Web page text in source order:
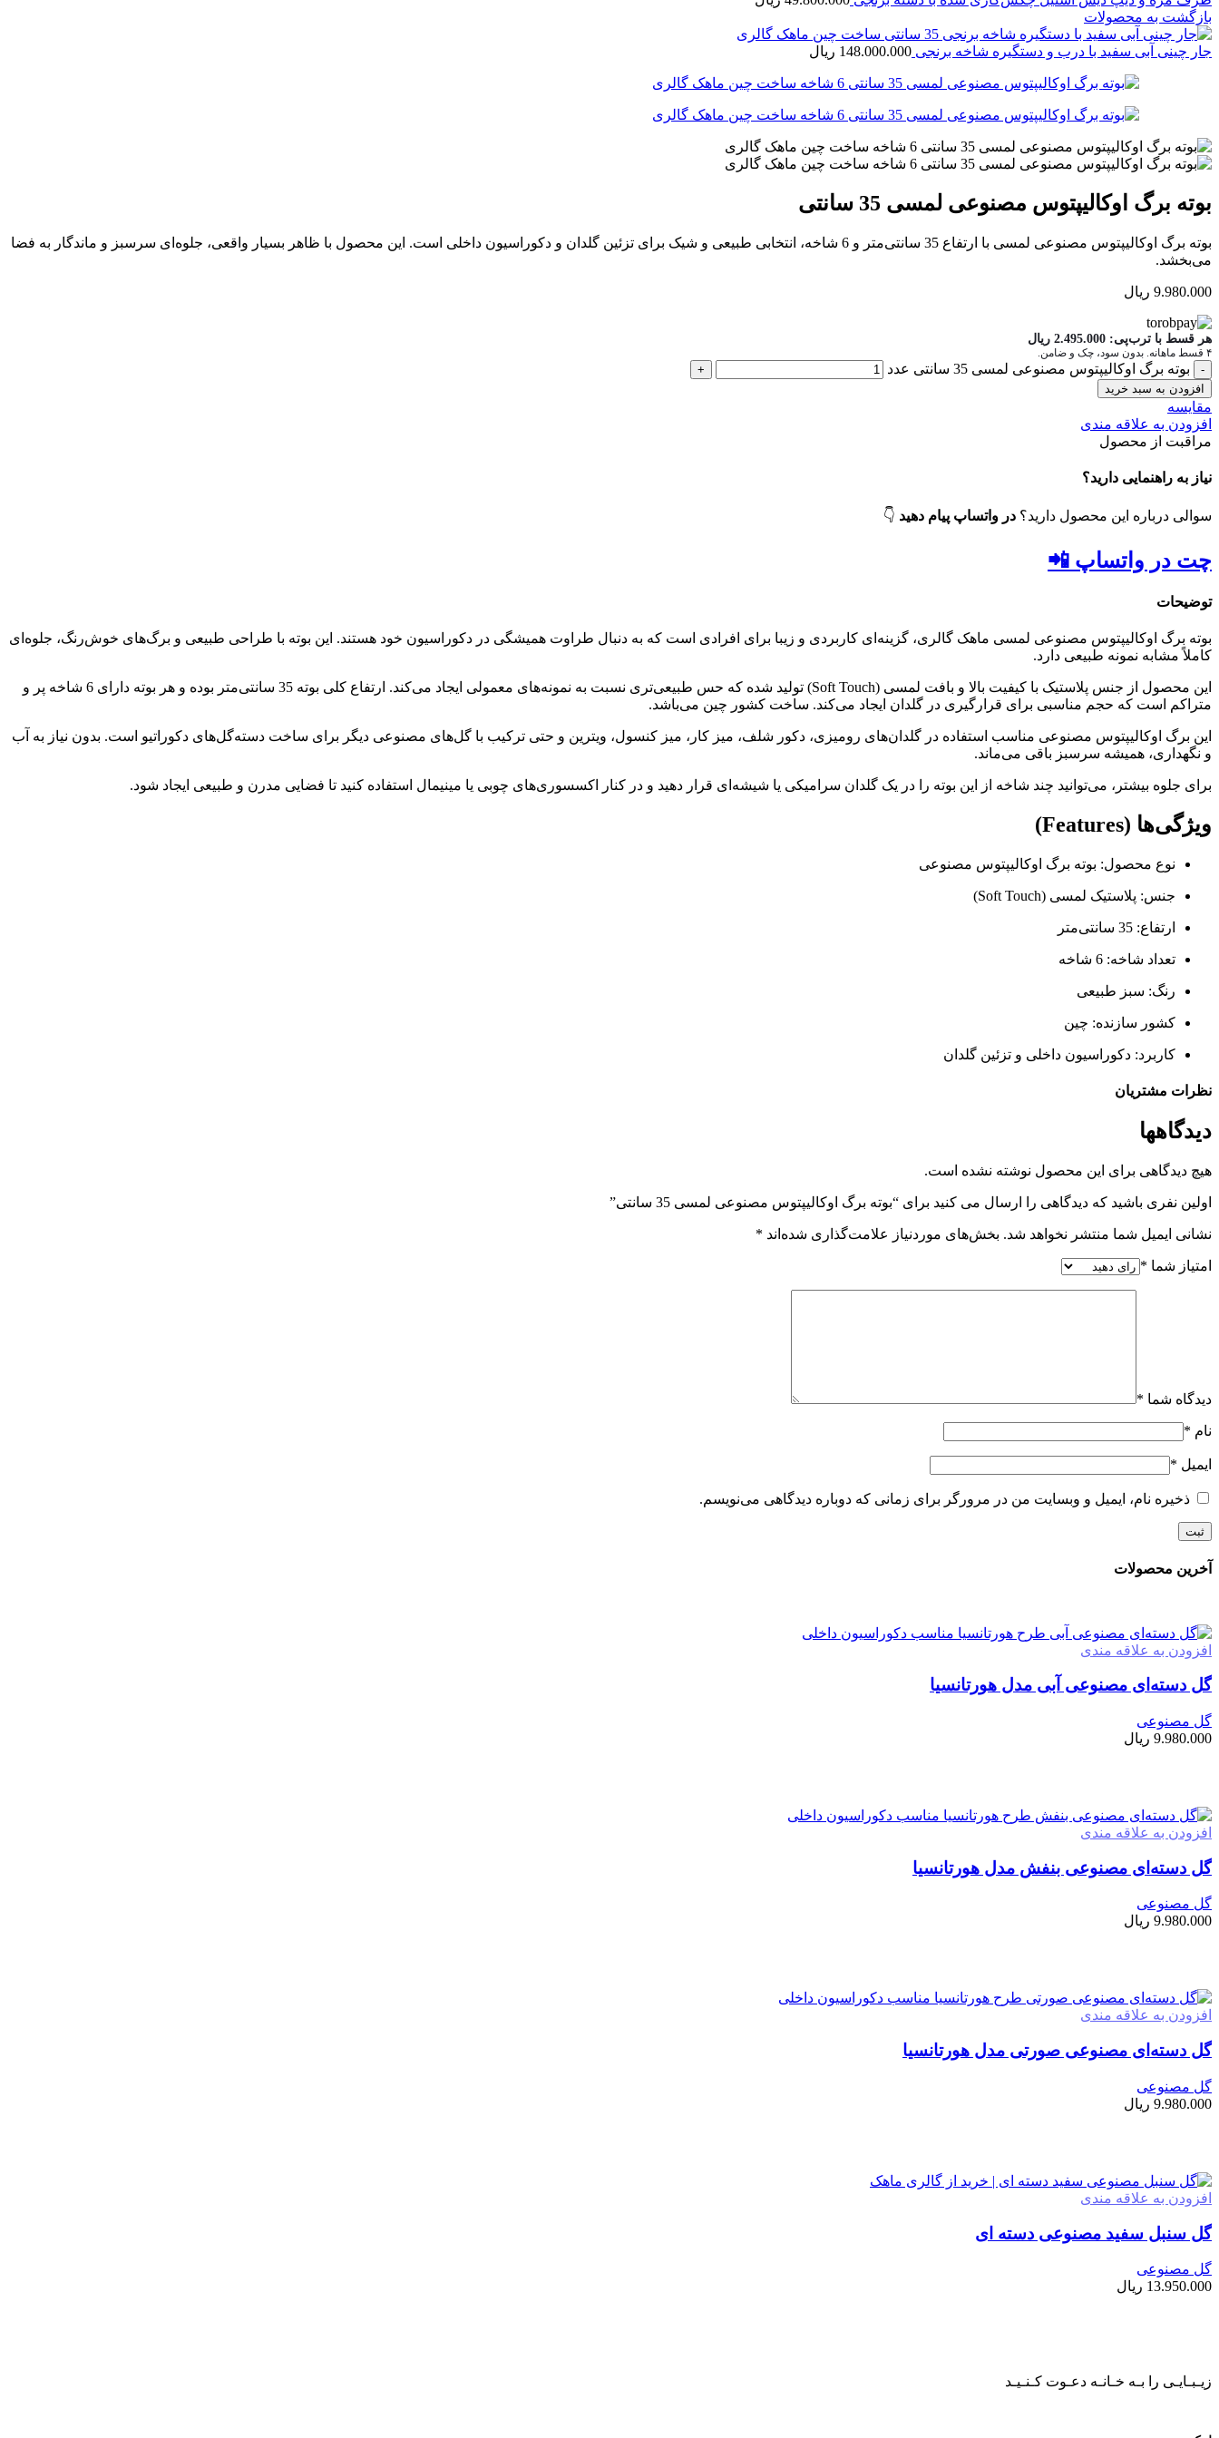
بازگشت به محصولات
جار چینی آبی سفید با درب و دستگیره شاخه برنجی 148.000.000 ریال
بوته برگ اوکالیپتوس مصنوعی لمسی 35 سانتی
بوته برگ اوکالیپتوس مصنوعی لمسی با ارتفاع 35 سانتی‌متر و 6 شاخه، انتخابی طبیعی و شیک برای تزئین گلدان و دکوراسیون داخلی است. این محصول با ظاهر بسیار واقعی، جلوه‌ای سرسبز و ماندگار به فضا
می‌بخشد.
9.980.000 ریال
هر قسط با ترب‌پی: 2.495.000 ریال
۴ قسط ماهانه. بدون سود، چک و ضامن.
بوته برگ اوکالیپتوس مصنوعی لمسی 35 سانتی عدد
افزودن به سبد خرید
مقایسه
افزودن به علاقه مندی
مراقبت از محصول
نیاز به راهنمایی دارید؟
سوالی درباره این محصول دارید؟ در واتساپ پیام دهید 👇
چت در واتساپ 📲
توضیحات
بوته برگ اوکالیپتوس مصنوعی لمسی ماهک گالری، گزینه‌ای کاربردی و زیبا برای افرادی است که به دنبال طراوت همیشگی در دکوراسیون خود هستند. این بوته با طراحی طبیعی و برگ‌های خوش‌رنگ، جلوه‌ای
کاملاً مشابه نمونه طبیعی دارد.
این محصول از جنس پلاستیک با کیفیت بالا و بافت لمسی (Soft Touch) تولید شده که حس طبیعی‌تری نسبت به نمونه‌های معمولی ایجاد می‌کند. ارتفاع کلی بوته 35 سانتی‌متر بوده و هر بوته دارای 6 شاخه پر و
متراکم است که حجم مناسبی برای قرارگیری در گلدان ایجاد می‌کند. ساخت کشور چین می‌باشد.
این برگ اوکالیپتوس مصنوعی مناسب استفاده در گلدان‌های رومیزی، دکور شلف، میز کار، میز کنسول، ویترین و حتی ترکیب با گل‌های مصنوعی دیگر برای ساخت دسته‌گل‌های دکوراتیو است. بدون نیاز به آب
و نگهداری، همیشه سرسبز باقی می‌ماند.
برای جلوه بیشتر، می‌توانید چند شاخه از این بوته را در یک گلدان سرامیکی یا شیشه‌ای قرار دهید و در کنار اکسسوری‌های چوبی یا مینیمال استفاده کنید تا فضایی مدرن و طبیعی ایجاد شود.
ویژگی‌ها (Features)
نوع محصول: بوته برگ اوکالیپتوس مصنوعی
جنس: پلاستیک لمسی (Soft Touch)
ارتفاع: 35 سانتی‌متر
تعداد شاخه: 6 شاخه
رنگ: سبز طبیعی
کشور سازنده: چین
کاربرد: دکوراسیون داخلی و تزئین گلدان
نظرات مشتریان
دیدگاهها
هیچ دیدگاهی برای این محصول نوشته نشده است.
اولین نفری باشید که دیدگاهی را ارسال می کنید برای “بوته برگ اوکالیپتوس مصنوعی لمسی 35 سانتی”
نشانی ایمیل شما منتشر نخواهد شد. بخش‌های موردنیاز علامت‌گذاری شده‌اند *
امتیاز شما *
دیدگاه شما *
نام *
ایمیل *
ذخیره نام، ایمیل و وبسایت من در مرورگر برای زمانی که دوباره دیدگاهی می‌نویسم.
آخرین محصولات
افزودن به علاقه مندی
گل دسته‌ای مصنوعی آبی مدل هورتانسیا
گل مصنوعی
9.980.000 ریال
افزودن به علاقه مندی
گل دسته‌ای مصنوعی بنفش مدل هورتانسیا
گل مصنوعی
9.980.000 ریال
افزودن به علاقه مندی
گل دسته‌ای مصنوعی صورتی مدل هورتانسیا
گل مصنوعی
9.980.000 ریال
افزودن به علاقه مندی
گل سنبل سفید مصنوعی دسته ای
گل مصنوعی
13.950.000 ریال
زیـبـایـی را بـه خـانـه دعـوت کـنـیـد